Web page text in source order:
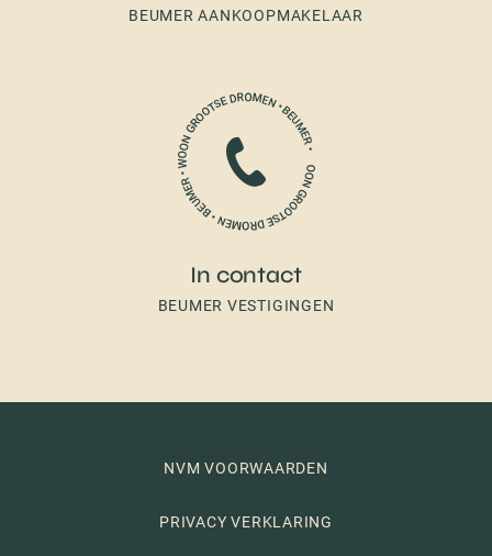
BEUMER AANKOOPMAKELAAR
In contact
BEUMER VESTIGINGEN
NVM VOORWAARDEN
PRIVACY VERKLARING